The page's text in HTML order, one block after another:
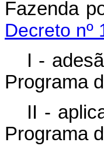
Fazenda
Decreto nº
I -
Programa
II -
Programa